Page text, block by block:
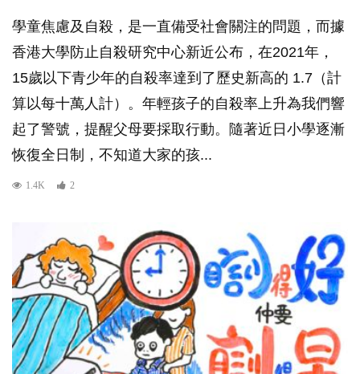
學童焦慮及自殺，是一直備受社會關注的問題，而據
香港大學防止自殺研究中心新近公布，在2021年，
15歲以下青少年的自殺率達到了歷史新高的 1.7（計
算以每十萬人計）。年輕孩子的自殺率上升為我們響
起了警號，提醒父母要採取行動。隨著近日小學逐漸
恢復全日制，不知道大家的孩...
1.4K 2